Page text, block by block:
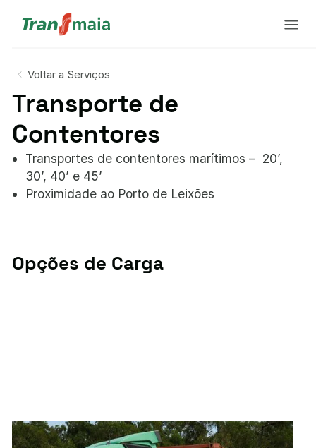
Voltar a Serviços
Transporte de
Contentores
Transportes de contentores marítimos – 20’,
30’, 40’ e 45’
Proximidade ao Porto de Leixões
Opções de Carga